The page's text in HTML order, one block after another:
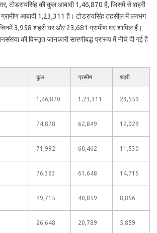
टोडरायसिंह की कुल आबादी 1,46,870 है, जिसमें से शहरी
आबादी 1,23,311 है। टोडरायसिंह तहसील में लगभग
3,958 शहरी घर और 23,681 ग्रामीण घर शामिल हैं।
की विस्तृत जानकारी सारणीबद्ध प्रारूप में नीचे दी गई है
कुल ग्रामीण शहरी
1,46,870 1,23,311 23,559
74,878 62,849 12,029
71,992 60,462 11,530
76,363 61,648 14,715
49,715 40,859 8,856
26,648 20,789 5,859